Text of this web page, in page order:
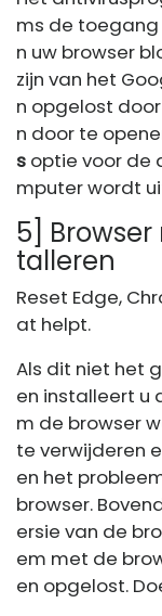
ms de
n uw browser
zijn van het
n opgelost
n door te
s optie voor de
mputer wordt
5]
talleren
Reset Edge,
at helpt.
Als dit niet het
en installeert u
m de browser
te verwijderen
en het
browser.
ersie van de
em met de
en opgelost.